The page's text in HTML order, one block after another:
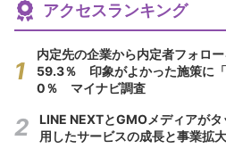
アクセスランキング
内定先の企業から内定者フォロ
59.3％ 印象がよかった施策に
0％ マイナビ調査
LINE NEXTとGMOメディアが
用したサービスの成長と事業拡